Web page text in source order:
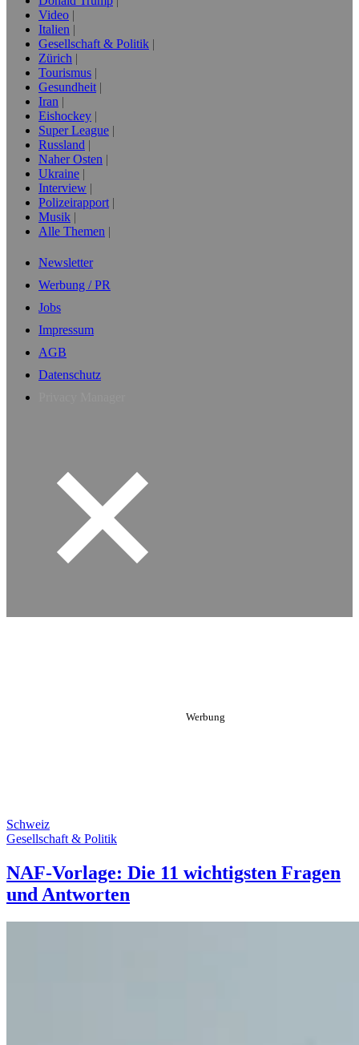
Video
Italien
Gesellschaft & Politik
Zürich
Tourismus
Gesundheit
Iran
Eishockey
Super League
Russland
Naher Osten
Ukraine
Interview
Polizeirapport
Musik
Alle Themen
Newsletter
Werbung / PR
Jobs
Impressum
AGB
Datenschutz
Schweiz
Gesellschaft & Politik
NAF-Vorlage: Die 11 wichtigsten Fragen
und Antworten